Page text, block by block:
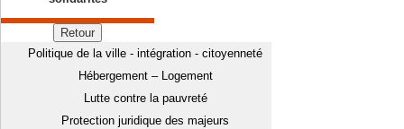
Retour
Politique de la ville - intégration - citoyenneté
Hébergement – Logement
Lutte contre la pauvreté
Protection juridique des majeurs